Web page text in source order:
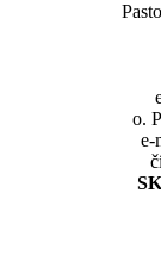
o.
e-